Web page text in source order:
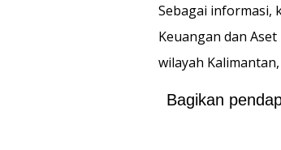
Sebagai informasi,
Keuangan dan
wilayah
Bagikan